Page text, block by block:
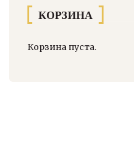
КОРЗИНА
Корзина пуста.